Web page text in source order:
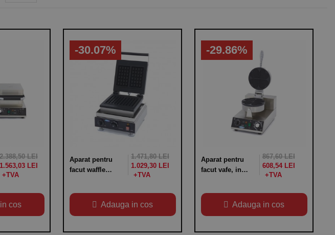
2.388,50 LEI
1.563,03 LEI
cos
-30.07%
Aparat pentru
facut waffle
variabil 50-
300°C,
300x380x260hmm,
1.471,80 LEI
1.029,30 LEI
Adauga in cos
-29.86%
Aparat pentru
facut vafe, in
variabil 50-
300°C,
putere 1000W,
867,60 LEI
608,54 LEI
Adauga in cos